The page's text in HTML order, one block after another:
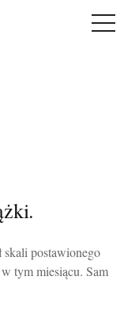
skali postawionego
tym miesiącu. Sam